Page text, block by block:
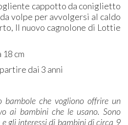
cappotto da coniglietto
volpe per avvolgersi al caldo
Il nuovo cagnolone di Lottie
18 cm
dai 3 anni
bambole che vogliono offrire un
ai bambini che le usano. Sono
gli interessi di bambini di circa 9